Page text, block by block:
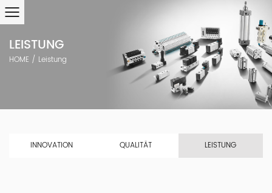
LEISTUNG
HOME / Leistung
INNOVATION QUALITÄT LEISTUNG